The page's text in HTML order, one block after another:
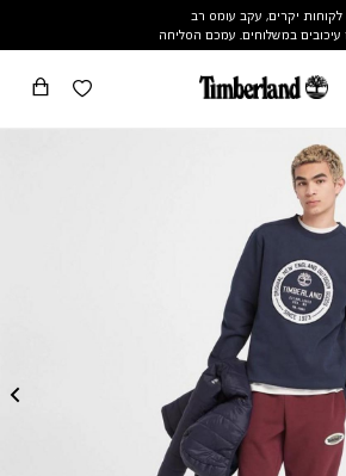
לקוחות יקרים, עקב עומס רב
עיכובים במשלוחים. עמכם הסליחה